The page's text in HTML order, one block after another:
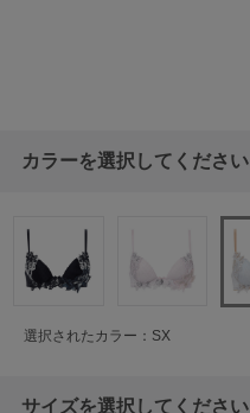
カラーを選択してください
選択されたカラー：SX
サイズを選択してください